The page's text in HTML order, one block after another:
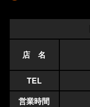
店 名
TEL
営業時間